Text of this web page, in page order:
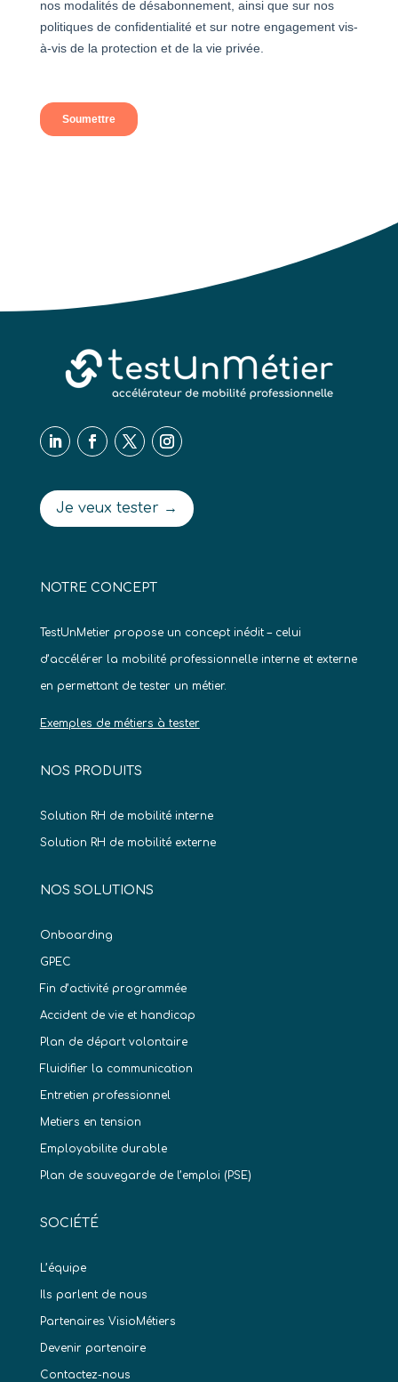
Je veux tester →
NOTRE CONCEPT
TestUnMetier propose un concept inédit – celui
d’accélérer la mobilité professionnelle interne et externe
en permettant de tester un métier.
Exemples de métiers à tester
NOS PRODUITS
Solution RH de mobilité interne
Solution RH de mobilité externe
NOS SOLUTIONS
Onboarding
GPEC
Fin d’activité programmée
Accident de vie et handicap
Plan de départ volontaire
Fluidifier la communication
Entretien professionnel
Metiers en tension
Employabilite durable
Plan de sauvegarde de l’emploi (PSE)
SOCIÉTÉ
L’équipe
Ils parlent de nous
Partenaires VisioMétiers
Devenir partenaire
Contactez-nous